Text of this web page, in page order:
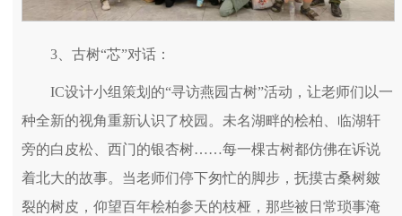
3、古树“芯”对话：
IC设计小组策划的“寻访燕园古树”活动，让老师们以一
种全新的视角重新认识了校园。未名湖畔的桧柏、临湖轩
旁的白皮松、西门的银杏树……每一棵古树都仿佛在诉说
着北大的故事。当老师们停下匆忙的脚步，抚摸古桑树皴
裂的树皮，仰望百年桧柏参天的枝桠，那些被日常琐事淹